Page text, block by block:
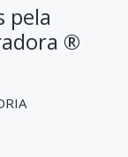
pela
®